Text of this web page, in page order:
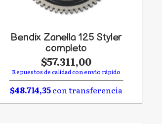
Bendix Zanella 125 Styler
completo
$57.311,00
Repuestos de calidad con envío rápido
$48.714,35con transferencia